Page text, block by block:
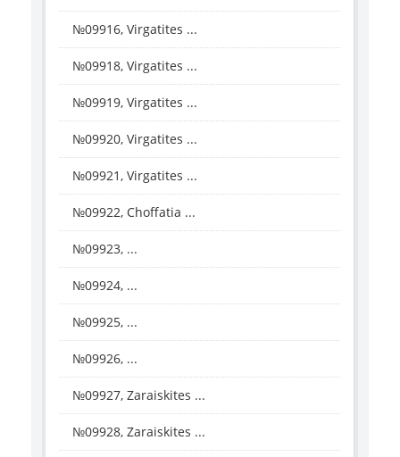
№09916, Virgatites ...
№09918, Virgatites ...
№09919, Virgatites ...
№09920, Virgatites ...
№09921, Virgatites ...
№09922, Choffatia ...
№09923, ...
№09924, ...
№09925, ...
№09926, ...
№09927, Zaraiskites ...
№09928, Zaraiskites ...